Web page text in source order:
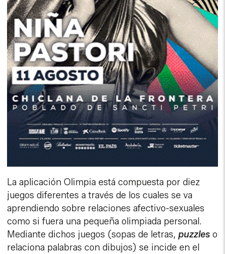
La aplicación Olimpia está compuesta por diez
juegos diferentes a través de los cuales se va
aprendiendo sobre relaciones afectivo-sexuales
como si fuera una pequeña olimpiada personal.
Mediante dichos juegos (sopas de letras,puzzleso
relaciona palabras con dibujos) se incide en el